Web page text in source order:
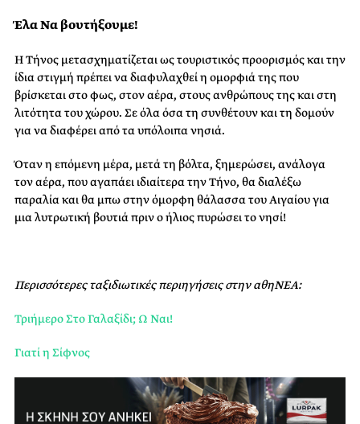
Έλα Να βουτήξουμε!
Η Τήνος μετασχηματίζεται ως τουριστικός προορισμός και την
ίδια στιγμή πρέπει να διαφυλαχθεί η ομορφιά της που
βρίσκεται στο φως, στον αέρα, στους ανθρώπους της και στη
λιτότητα του χώρου. Σε όλα όσα τη συνθέτουν και τη δομούν
για να διαφέρει από τα υπόλοιπα νησιά.
Όταν η επόμενη μέρα, μετά τη βόλτα, ξημερώσει, ανάλογα
τον αέρα, που αγαπάει ιδιαίτερα την Τήνο, θα διαλέξω
παραλία και θα μπω στην όμορφη θάλασσα του Αιγαίου για
μια λυτρωτική βουτιά πριν ο ήλιος πυρώσει το νησί!
Περισσότερες ταξιδιωτικές περιηγήσεις στην αθηΝΕΑ:
Τριήμερο Στο Γαλαξίδι; Ω Ναι!
Γιατί η Σίφνος